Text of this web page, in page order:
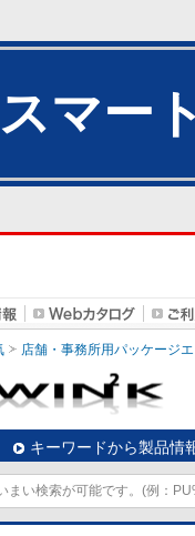
スマー
店舗・事務所用パッケージ
キーワードから製品情